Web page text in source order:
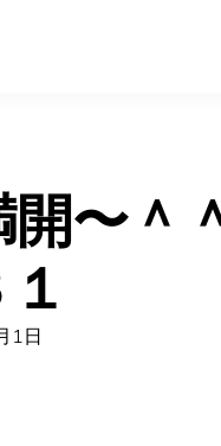
〜＾
1日